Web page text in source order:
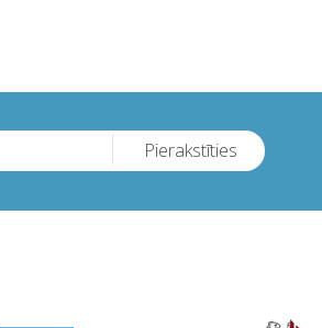
Pierakstīties